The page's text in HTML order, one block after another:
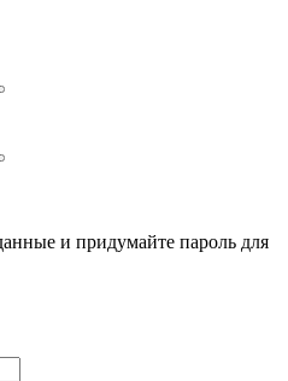
и придумайте пароль для